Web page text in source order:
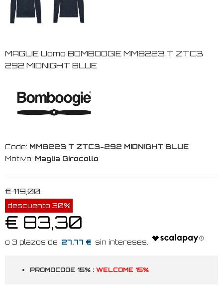
MAGLIE Uomo BOMBOOGIE MM8223 T ZTC3
292 MIDNIGHT BLUE
Code: MM8223 T ZTC3-292 MIDNIGHT BLUE
Motivo: Maglia Girocollo
€ 119,00
descuento 30%
€ 83,30
27.77 €
PROMOCODE 15% : WELCOME 15%